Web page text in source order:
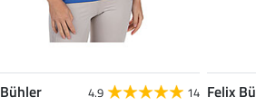
4.9 14 Felix